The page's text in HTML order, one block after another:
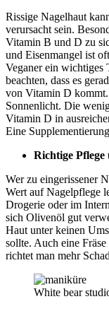
Rissige Nagelhaut
verursacht sein.
Vitamin B und D zu
und Eisenmangel ist
Veganer ein wichtiges
beachten, dass es
von Vitamin D
Sonnenlicht. Die
Vitamin D in
Eine
Richtige
Wer zu eingerissener
Wert auf Nagelpflege
Drogerie oder im
sich Olivenöl gut
Haut unter keinen
sollte. Auch eine
richtet man mehr
White bear